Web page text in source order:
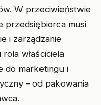
W przeciwieństwie
przedsiębiorca musi
i zarządzanie
właściciela
do marketingu i
– od pakowania